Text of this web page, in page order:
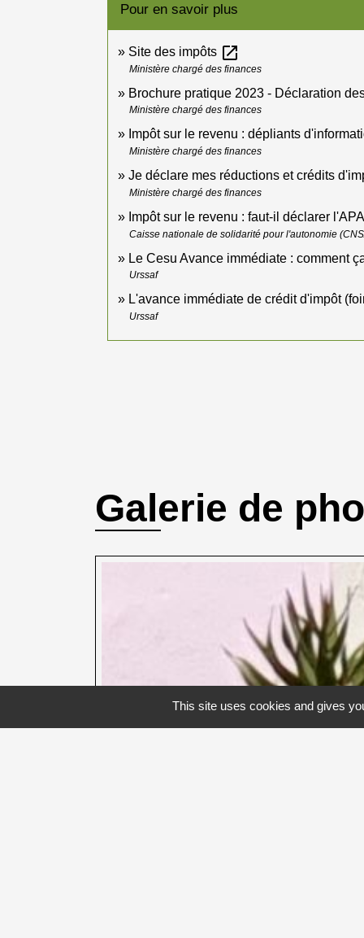
Pour en savoir plus
Site des impôts open_in_new
Ministère chargé des finances
Brochure pratique 2023 - Déclaration
Ministère chargé des finances
Impôt sur le revenu : dépliants
Ministère chargé des finances
Je déclare mes réductions et crédits
Ministère chargé des finances
Impôt sur le revenu : faut-il déclarer
Caisse nationale de solidarité pour l'autonomie
Le Cesu Avance immédiate : comment
Urssaf
L'avance immédiate de crédit d'impôt
Urssaf
Galerie de
This site uses cookies and gives